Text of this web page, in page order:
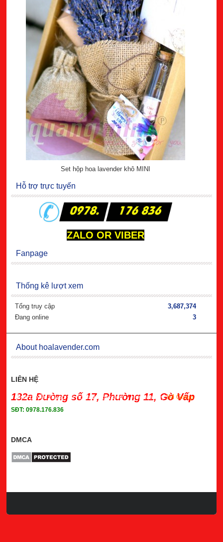
Set hộp hoa lavender khô MINI
Hỗ trợ trực tuyến
ZALO OR VIBER
Fanpage
Thống kê lượt xem
Tổng truy cập
3,687,374
Đang online
3
About hoalavender.com
LIÊN HỆ
132a Đường số 17, Phường 11, Gò Vấp
SĐT: 0978.176.836
DMCA
Bản quyền thuộc về hoalavender.com- Powered byIM Group